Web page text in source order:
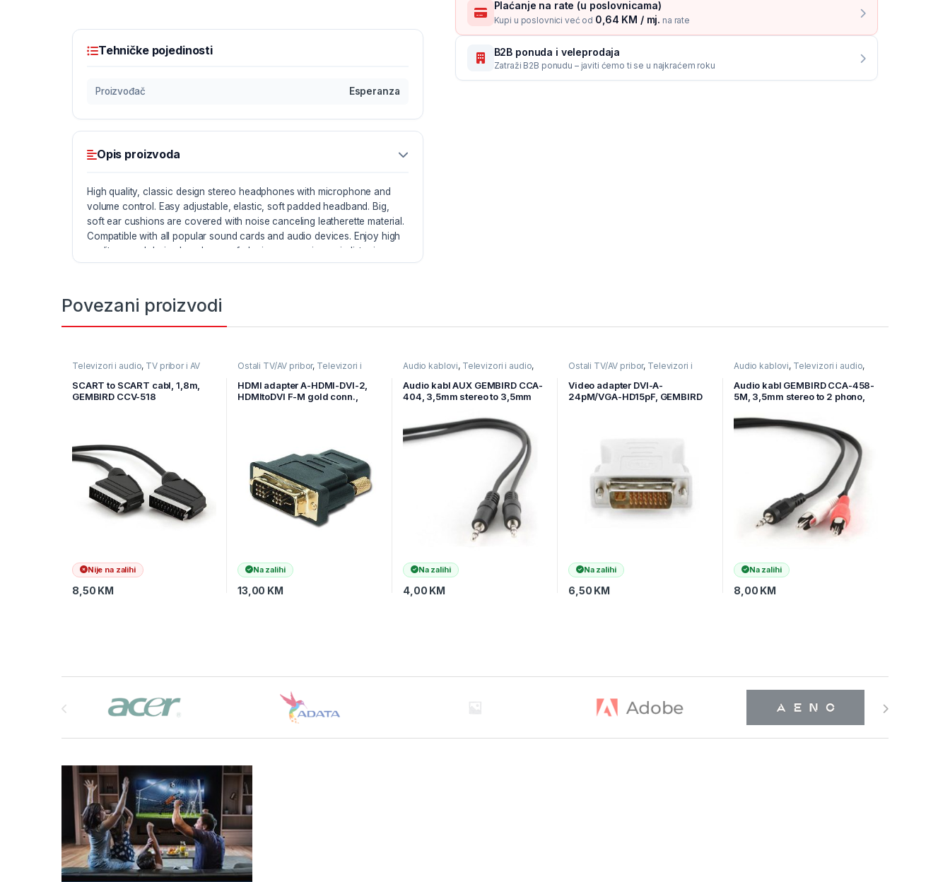
Plaćanje na rate (u poslovnicama)
Kupi u poslovnici već od 0,64 KM / mj. na rate
B2B ponuda i veleprodaja
Zatraži B2B ponudu – javiti ćemo ti se u najkraćem roku
Tehničke pojedinosti
Proizvođač Esperanza
Opis proizvoda
High quality, classic design stereo headphones with microphone and
volume control. Easy adjustable, elastic, soft padded headband. Big,
soft ear cushions are covered with noise canceling leatherette material.
Compatible with all popular sound cards and audio devices. Enjoy high
quality sound during long hours of playing games, in music listening,
movie watching and during talking by internet communicators.
Povezani proizvodi
Televizori i audio, TV pribor i AV
Video kablovi
SCART to SCART cabl, 1,8m,
GEMBIRD CCV-518
Nije na zalihi
8,50 KM
Ostali TV/AV pribor, Televizori i
TV pribor i AV kablovi
HDMI adapter A-HDMI-DVI-2,
HDMItoDVI F-M gold conn.,
Na zalihi
13,00 KM
Audio kablovi, Televizori i audio,
Audio kabl AUX GEMBIRD CCA-
404, 3,5mm stereo to 3,5mm
Na zalihi
4,00 KM
Ostali TV/AV pribor, Televizori i
TV pribor i AV kablovi
Video adapter DVI-A-
24pM/VGA-HD15pF, GEMBIRD
Na zalihi
6,50 KM
Audio kablovi, Televizori i audio,
Audio kabl GEMBIRD CCA-458-
5M, 3,5mm stereo to 2 phono,
Na zalihi
8,00 KM